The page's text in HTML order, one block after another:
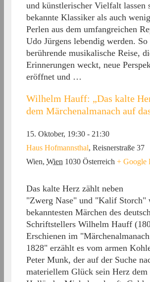
und künstlerischer Vielfalt lassen
bekannte Klassiker als auch
Perlen aus dem umfangreichen
Udo Jürgens lebendig werden. So
berührende musikalische Reise,
Erinnerungen weckt, neue
eröffnet und …
Wilhelm Hauff: „Das kalte
dem Märchenalmanach auf
15. Oktober, 19:30 - 21:30
Haus Hofmannsthal, Reisnerstraße 37
Wien, Wien 1030 Österreich + Google
Das kalte Herz zählt neben
"Zwerg Nase" und "Kalif Storch"
bekanntesten Märchen des
Schriftstellers Wilhelm Hauff
Erschienen im
1828" erzählt es vom armen
Peter Munk, der auf der Suche
materiellem Glück sein Herz dem